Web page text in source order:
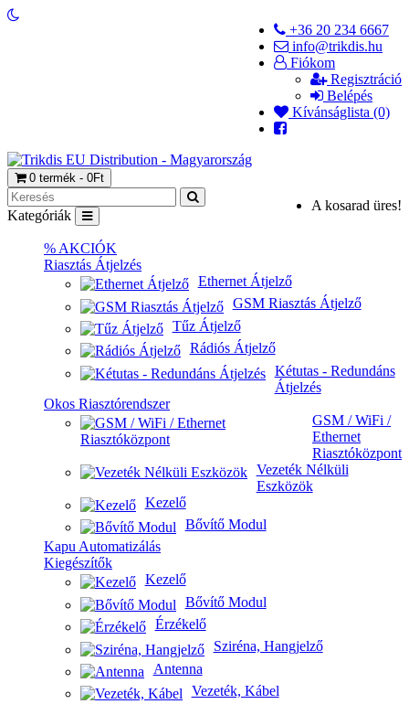
+36 20 234 6667
info@trikdis.hu
Fiókom
Regisztráció
Belépés
Kívánságlista (0)
0 termék - 0Ft
A kosarad üres!
Kategóriák
% AKCIÓK
Riasztás Átjelzés
Ethernet Átjelző
GSM Riasztás Átjelző
Tűz Átjelző
Rádiós Átjelző
Kétutas - Redundáns
Átjelzés
Okos Riasztórendszer
GSM / WiFi /
Ethernet
Riasztóközpont
Vezeték Nélküli
Eszközök
Kezelő
Bővítő Modul
Kapu Automatizálás
Kiegészítők
Kezelő
Bővítő Modul
Érzékelő
Sziréna, Hangjelző
Antenna
Vezeték, Kábel